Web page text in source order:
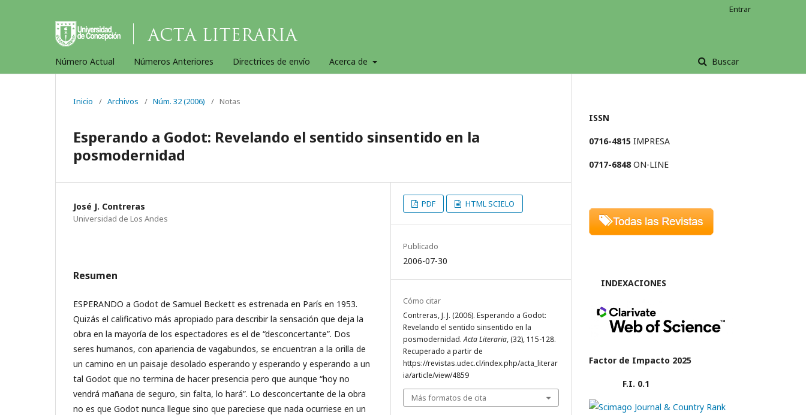
Número Actual Números Anteriores Directrices de envío Acerca de Buscar
Entrar
Inicio / Archivos / Núm. 32 (2006) / Notas
Esperando a Godot: Revelando el sentido sinsentido en la
posmodernidad
José J. Contreras
Universidad de Los Andes
Resumen
ESPERANDO a Godot de Samuel Beckett es estrenada en París en 1953.
Quizás el calificativo más apropiado para describir la sensación que deja la
obra en la mayoría de los espectadores es el de “desconcertante”. Dos
seres humanos, con apariencia de vagabundos, se encuentran a la orilla de
un camino en un paisaje desolado esperando y esperando y esperando a un
tal Godot que no termina de hacer presencia pero que aunque “hoy no
vendrá mañana de seguro, sin falta, lo hará”. Lo desconcertante de la obra
no es que Godot nunca llegue sino que pareciese que nada ocurriese en un
PDF HTML SCIELO
Publicado
2006-07-30
Cómo citar
Contreras, J. J. (2006). Esperando a Godot:
Revelando el sentido sinsentido en la
posmodernidad.Acta Literaria, (32), 115-128.
Recuperado a partir de
https://revistas.udec.cl/index.php/acta_literar
ia/article/view/4859
Más formatos de cita
ISSN
0716-4815 IMPRESA
0717-6848ON-LINE
INDEXACIONES
Factor de Impacto 2025
F.I. 0.1